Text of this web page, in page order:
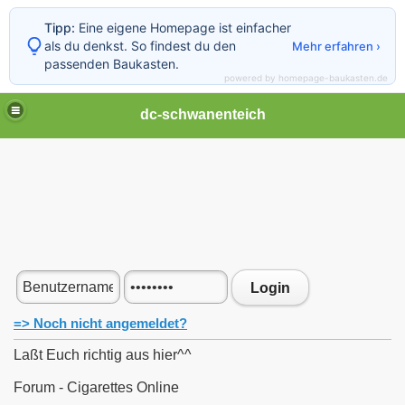
dc-schwanenteich
Login
=> Noch nicht angemeldet?
Laßt Euch richtig aus hier^^
Forum - Cigarettes Online
Tipp: Eine eigene Homepage ist einfacher
als du denkst. So findest du den
passenden Baukasten.
Mehr erfahren ›
powered by homepage-baukasten.de